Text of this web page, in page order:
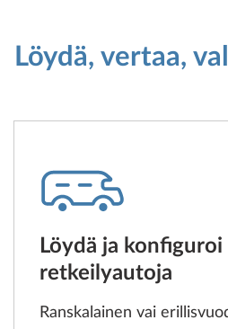
Löydä, vertaa,
Löydä ja
retkeilyautoja
Ranskalainen vai